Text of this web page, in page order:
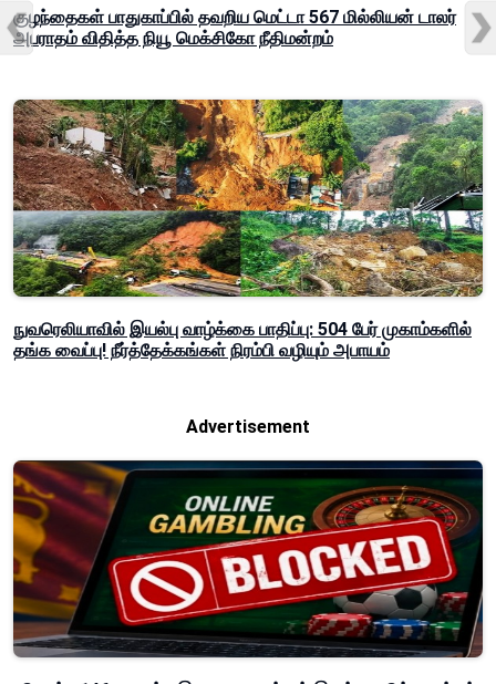
குழந்தைகள் பாதுகாப்பில் தவறிய மெட்டா 567 மில்லியன் டாலர்
அபராதம் விதித்த நியூ மெக்சிகோ நீதிமன்றம்
நுவரெலியாவில் இயல்பு வாழ்க்கை பாதிப்பு: 504 பேர் முகாம்களில்
தங்க வைப்பு! நீர்த்தேக்கங்கள் நிரம்பி வழியும் அபாயம்
Advertisement